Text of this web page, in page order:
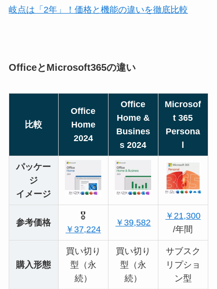
岐点は「2年」！価格と機能の違いを徹底比較
OfficeとMicrosoft365の違い
比較
Office
Home
2024
Office
Home &
Busines
s 2024
Microsof
t 365
Persona
パッケー
ジ
イメージ
参考価格
🎖️
￥37,224
￥39,582
￥21,300
/年間
購入形態
買い切り
型（永
続）
買い切り
型（永
続）
サブスク
リプショ
ン型